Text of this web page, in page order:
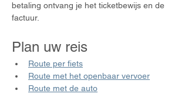
betaling ontvang je het ticketbewijs en de
factuur.
Plan uw reis
Route per fiets
Route met het openbaar vervoer
Route met de auto